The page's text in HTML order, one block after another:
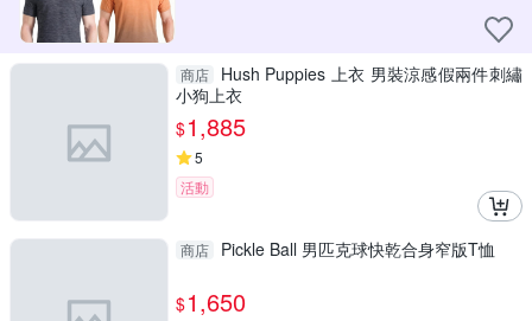
商店
Hush Puppies 上衣 男裝涼感假兩件刺繡
小狗上衣
$1,885
5
活動
商店 Pickle Ball 男匹克球快乾合身窄版T恤
$1,650